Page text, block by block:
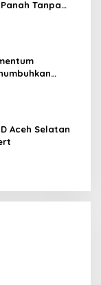
Tanpa
Aceh Selatan